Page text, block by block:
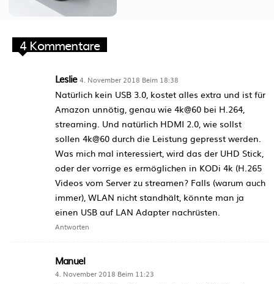
4 Kommentare
Leslie 4. November 2018 Beim 18:38
Natürlich kein USB 3.0, kostet alles extra und ist für
Amazon unnötig, genau wie 4k@60 bei H.264,
streaming. Und natürlich HDMI 2.0, wie sollst
sollen 4k@60 durch die Leistung gepresst werden.
Was mich mal interessiert, wird das der UHD Stick,
oder der vorrige es ermöglichen in KODi 4k (H.265
Videos vom Server zu streamen? Falls (warum auch
immer), WLAN nicht standhält, könnte man ja
einen USB auf LAN Adapter nachrüsten.
Antworten
Manuel
4. November 2018 Beim 11:23